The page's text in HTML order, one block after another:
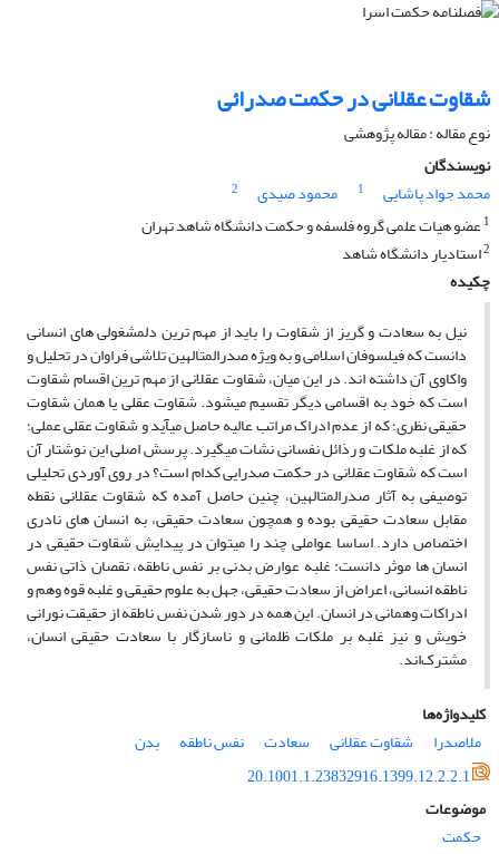
شقاوت عقلانی در حکمت صدرائی
نوع مقاله : مقاله پژوهشی
نویسندگان
محمد جواد پاشایی
1 محمود صیدی
2
1عضو هیات علمی گروه فلسفه و حکمت دانشگاه شاهد تهران
2استادیار دانشگاه شاهد
چکیده
نیل به سعادت و گریز از شقاوت را باید از مهم ترین دلمشغولی های انسانی
دانست که فیلسوفان اسلامی و به ویژه صدرالمتالهین تلاشی فراوان در تحلیل و
واکاوی آن داشته اند. در این میان، شقاوت عقلانی از مهم ترین اقسام شقاوت
است که خود به اقسامی دیگر تقسیم می‎شود. شقاوت عقلی یا همان شقاوت
حقیقی نظری؛ که از عدم ادراک مراتب عالیه حاصل می‎آید و شقاوت عقلی عملی؛
که از غلبه ملکات و رذائل نفسانی نشات می‎گیرد. پرسش اصلی این نوشتار آن
است که شقاوت عقلانی در حکمت صدرایی کدام است؟ در روی آوردی تحلیلی
توصیفی به آثار صدرالمتالهین، چنین حاصل آمده که شقاوت عقلانی نقطه
مقابل سعادت حقیقی بوده و همچون سعادت حقیقی، به انسان های نادری
اختصاص دارد. اساسا عواملی چند را می‎توان در پیدایش شقاوت حقیقی در
انسان ها موثر دانست: غلبه عوارض بدنی بر نفس ناطقه، نقصان ذاتی نفس
ناطقه انسانی، اعراض از سعادت حقیقی، جهل به علوم حقیقی و غلبه قوه وهم و
ادراکات وهمانی در انسان. این همه در دور شدن نفس ناطقه از حقیقت نورانی
خویش و نیز غلبه بر ملکات ظلمانی و ناسازگار با سعادت حقیقی انسان،
مشترک‌اند.
کلیدواژه‌ها
ملاصدرا
شقاوت عقلانی سعادت نفس ناطقه
بدن
20.1001.1.23832916.1399.12.2.2.1
موضوعات
حکمت